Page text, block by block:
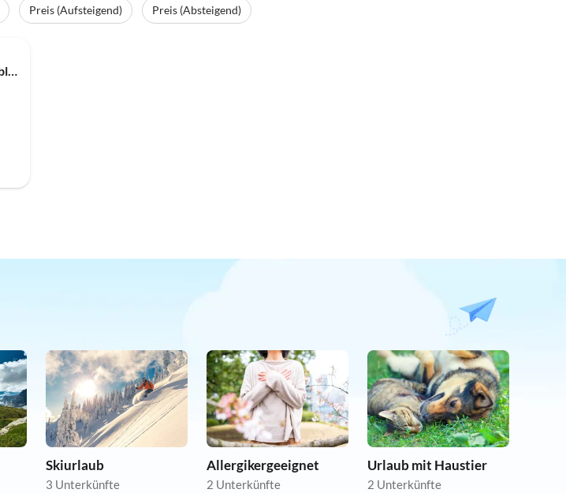
Preis (Aufsteigend)
Preis (Absteigend)
Apartment Fuchs | Berghaus Seeblick
Skiurlaub
3 Unterkünfte
Allergikergeeignet
2 Unterkünfte
Urlaub mit Haustier
2 Unterkünfte